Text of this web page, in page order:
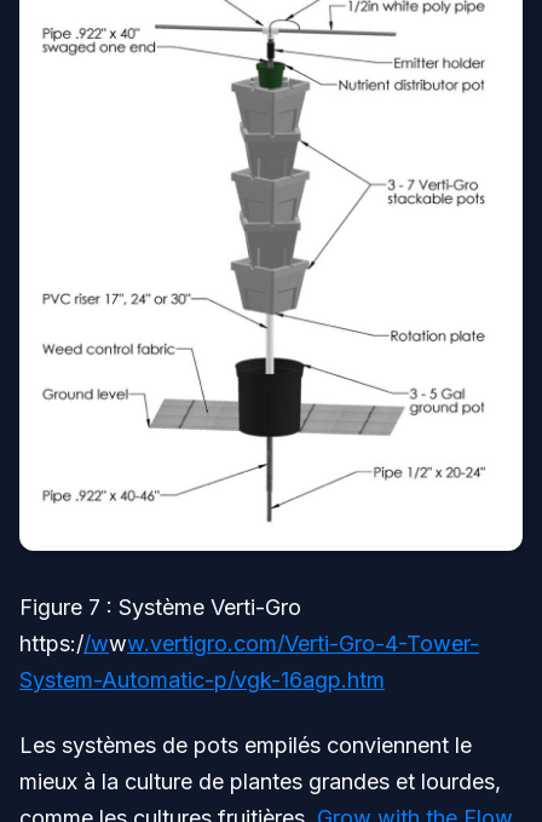
Figure 7 : Système Verti-Gro
https://www.vertigro.com/Verti-Gro-4-Tower-
System-Automatic-p/vgk-16agp.htm
Les systèmes de pots empilés conviennent le
mieux à la culture de plantes grandes et lourdes,